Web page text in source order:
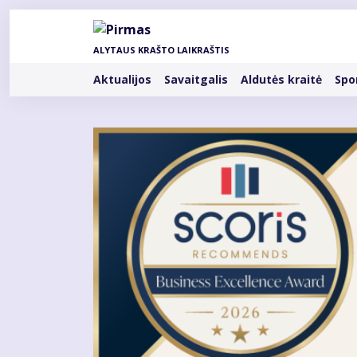
Pereiti
ALYTAUS KRAŠTO LAIKRAŠTIS
Rubrikos
Aktualijos Savaitgalis Aldutės kraitė